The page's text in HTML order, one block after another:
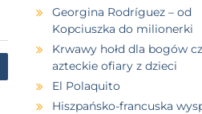
Georgina Rodríguez – od
Kopciuszka do milionerki
Krwawy hołd dla bogów
azteckie ofiary z dzieci
El Polaquito
Hiszpańsko-francuska